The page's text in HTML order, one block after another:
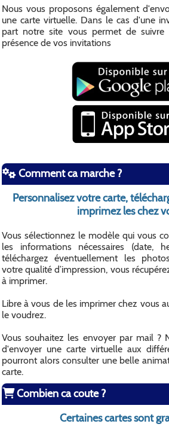
Nous vous proposons également
une carte virtuelle. Dans le cas d'une
part notre site vous permet de suivre
présence de vos invitations
Comment ca marche ?
Personnalisez votre carte,
imprimez les chez
Vous sélectionnez le modèle qui vous
les informations nécessaires (date,
téléchargez éventuellement les
votre qualité d’impression, vous
à imprimer.
Libre à vous de les imprimer chez vous
le voudrez.
Vous souhaitez les envoyer par mail ?
d'envoyer une carte virtuelle aux
pourront alors consulter une belle
carte.
Combien ca coute ?
Certaines cartes sont